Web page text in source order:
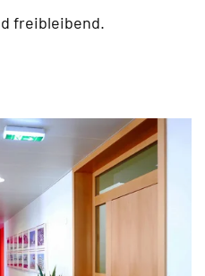
freibleibend.